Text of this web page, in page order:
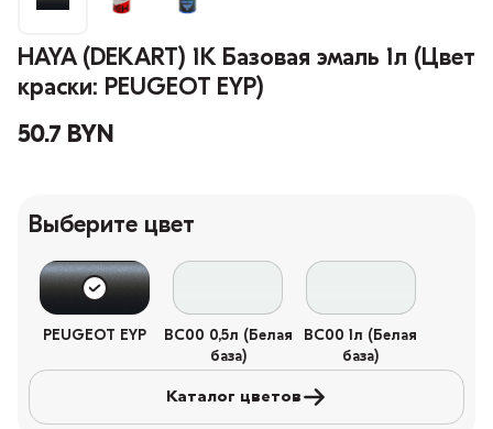
HAYA (DEKART) 1К Базовая эмаль 1л (Цвет
краски: PEUGEOT EYP)
50.7 BYN
Выберите цвет
PEUGEOT EYP
BC00 0,5л (Белая
база)
BC00 1л (Белая
база)
Каталог цветов